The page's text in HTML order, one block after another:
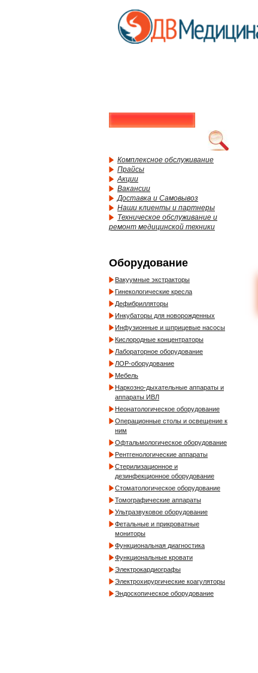
Комплексное обслуживание
Прайсы
Акции
Вакансии
Доставка и Самовывоз
Наши клиенты и партнеры
Техническое обслуживание и
ремонт медицинской техники
Оборудование
Вакуумные экстракторы
Гинекологические кресла
Дефибрилляторы
Инкубаторы для новорожденных
Инфузионные и шприцевые насосы
Кислородные концентраторы
Лабораторное оборудование
ЛОР-оборудование
Мебель
Наркозно-дыхательные аппараты и
аппараты ИВЛ
Неонатологическое оборудование
Операционные столы и освещение к
ним
Офтальмологическое оборудование
Рентгенологические аппараты
Стерилизационное и
дезинфекционное оборудование
Стоматологическое оборудование
Томографические аппараты
Ультразвуковое оборудование
Фетальные и прикроватные
мониторы
Функциональная диагностика
Функциональные кровати
Электрокардиографы
Электрохирургические коагуляторы
Эндоскопическое оборудование